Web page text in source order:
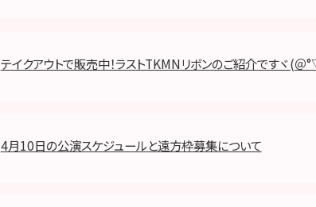
テイクアウトで販売中！ラストTKMNリボンのご紹介ですヾ(
4月10日の公演スケジュールと遠方枠募集について